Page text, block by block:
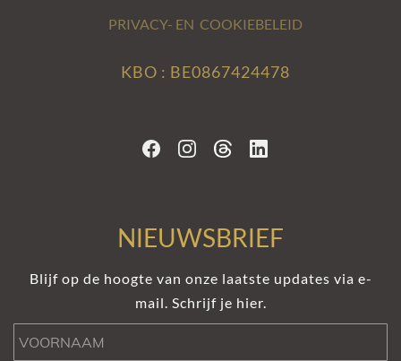
PRIVACY- EN COOKIEBELEID
KBO : BE0867424478
NIEUWSBRIEF
Blijf op de hoogte van onze laatste updates via e-
mail. Schrijf je hier.